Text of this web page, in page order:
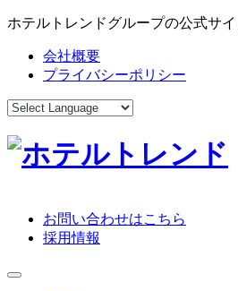
ホテルトレンドグループの公式サ
会社概要
プライバシーポリシー
お問い合わせはこちら
採用情報
toggle navigation